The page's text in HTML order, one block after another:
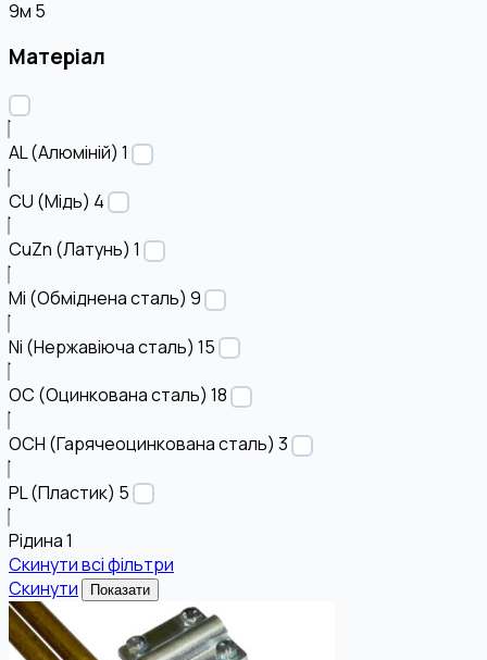
9м 5
Матеріал
AL (Алюміній) 1
CU (Мідь) 4
CuZn (Латунь) 1
Mi (Обміднена сталь) 9
Ni (Нержавіюча сталь) 15
OC (Оцинкована сталь) 18
OCH (Гарячеоцинкована сталь) 3
PL (Пластик) 5
Рідина1
Скинути всі фільтри
Скинути
Показати